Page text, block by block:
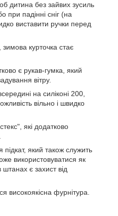
дитина без зайвих зусиль
при падінні сніг (на
виставити ручки перед
зимова курточка стає
є рукав-гумка, який
вітру.
на силіконі 200,
вільно і швидко
які додатково
який також служить
використовуватися як
є захист від
високоякісна фурнітура.